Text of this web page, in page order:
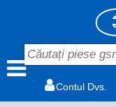
Contul Dvs.